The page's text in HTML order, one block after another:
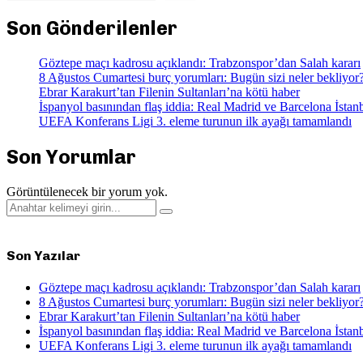
Son Gönderilenler
Göztepe maçı kadrosu açıklandı: Trabzonspor’dan Salah kararı
8 Ağustos Cumartesi burç yorumları: Bugün sizi neler
Ebrar Karakurt’tan Filenin Sultanları’na kötü haber
İspanyol basınından flaş iddia: Real Madrid ve Barcelona
UEFA Konferans Ligi 3. eleme turunun ilk ayağı tamamlandı
Son Yorumlar
Görüntülenecek bir yorum yok.
Search
for:
Search
Son Yazılar
Göztepe maçı kadrosu açıklandı: Trabzonspor’dan Salah kararı
8 Ağustos Cumartesi burç yorumları: Bugün sizi neler
Ebrar Karakurt’tan Filenin Sultanları’na kötü haber
İspanyol basınından flaş iddia: Real Madrid ve Barcelona
UEFA Konferans Ligi 3. eleme turunun ilk ayağı tamamlandı